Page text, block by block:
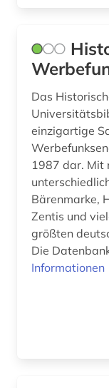
Das
einzigartige
1987 dar. Mit
Bärenmarke,
Zentis und
größten
Die
Informationen